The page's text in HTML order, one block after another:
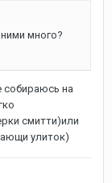
много?
собираюсь на
смитти)или
улиток)